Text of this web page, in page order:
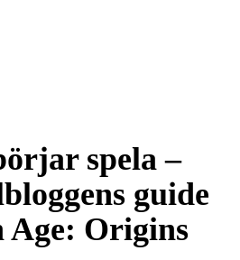
spela –
guide
Origins